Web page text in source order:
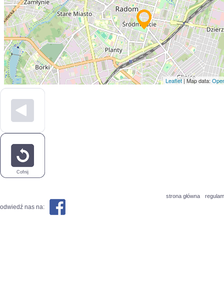
Leaflet| Map data:
Cofnij
strona główna
odwiedź nas na: